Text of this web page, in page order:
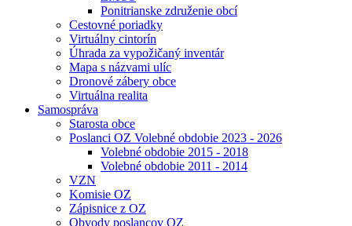
Ponitrianske združenie obcí
Cestovné poriadky
Virtuálny cintorín
Úhrada za vypožičaný inventár
Mapa s názvami ulíc
Dronové zábery obce
Virtuálna realita
Samospráva
Starosta obce
Poslanci OZ Volebné obdobie 2023 - 2026
Volebné obdobie 2015 - 2018
Volebné obdobie 2011 - 2014
VZN
Komisie OZ
Zápisnice z OZ
Obvody poslancov OZ